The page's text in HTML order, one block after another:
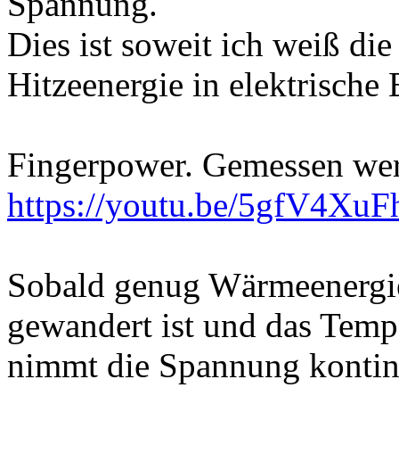
Dies ist soweit ich weiß
Hitzeenergie in elektrische
Fingerpower. Gemessen
https://youtu.be/
Sobald genug
gewandert ist und das
nimmt die Spannung